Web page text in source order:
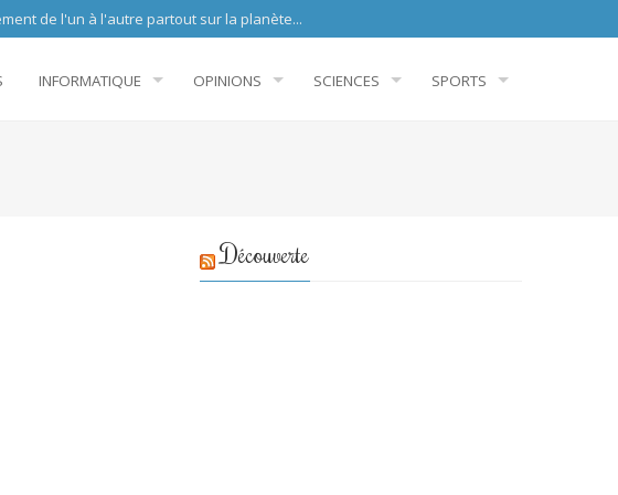
partout sur la planète...
INFORMATIQUE OPINIONS SCIENCES SPORTS
Découverte